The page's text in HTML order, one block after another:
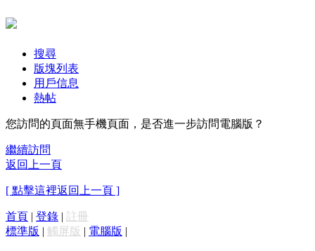
搜尋
版塊列表
用戶信息
熱帖
您訪問的頁面無手機頁面，是否進一步訪問電腦版？
繼續訪問
返回上一頁
[ 點擊這裡返回上一頁 ]
首頁 | 登錄 | 註冊
標準版 | 觸屏版 | 電腦版 |